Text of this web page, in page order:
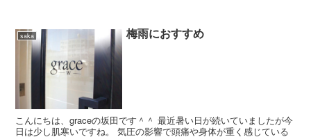
saka 梅雨におすすめ
こんにちは、graceの坂田です＾＾ 最近暑い日が続いていましたが今
日は少し肌寒いですね。 気圧の影響で頭痛や身体が重く感じている